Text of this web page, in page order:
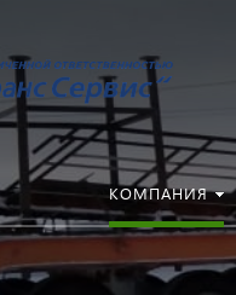
КОМПАНИЯ